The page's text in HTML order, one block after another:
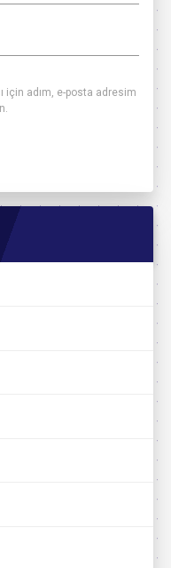
için adım, e-posta adresim